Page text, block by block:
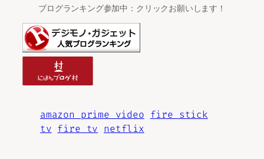
ブログランキング参加中：クリックお願いします！
amazon prime video fire stick
tv fire tv netflix